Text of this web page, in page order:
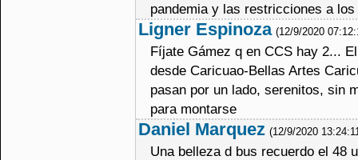
pandemia y las restricciones a
Ligner Espinoza (12/9/2020
Fíjate Gámez q en CCS hay 2...
desde Caricuao-Bellas Artes
pasan por un lado, serenitos, sin
para montarse
Daniel Marquez (12/9/2020
Una belleza d bus recuerdo el 48